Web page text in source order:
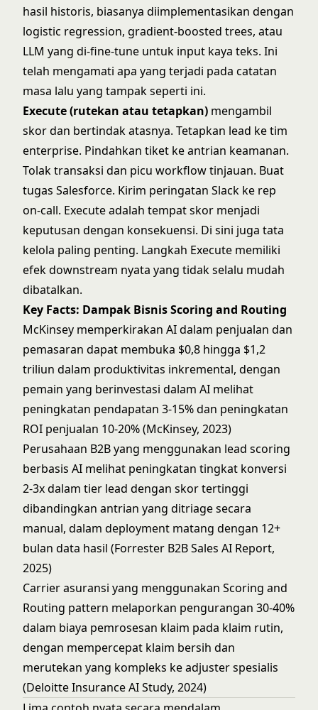
hasil historis, biasanya diimplementasikan dengan
logistic regression, gradient-boosted trees, atau
LLM yang di-fine-tune untuk input kaya teks. Ini
telah mengamati apa yang terjadi pada catatan
masa lalu yang tampak seperti ini.
Execute (rutekan atau tetapkan) mengambil
skor dan bertindak atasnya. Tetapkan lead ke tim
enterprise. Pindahkan tiket ke antrian keamanan.
Tolak transaksi dan picu workflow tinjauan. Buat
tugas Salesforce. Kirim peringatan Slack ke rep
on-call. Execute adalah tempat skor menjadi
keputusan dengan konsekuensi. Di sini juga tata
kelola paling penting. Langkah Execute memiliki
efek downstream nyata yang tidak selalu mudah
dibatalkan.
Key Facts: Dampak Bisnis Scoring and Routing
McKinsey memperkirakan AI dalam penjualan dan
pemasaran dapat membuka $0,8 hingga $1,2
triliun dalam produktivitas inkremental, dengan
pemain yang berinvestasi dalam AI melihat
peningkatan pendapatan 3-15% dan peningkatan
ROI penjualan 10-20% (McKinsey, 2023)
Perusahaan B2B yang menggunakan lead scoring
berbasis AI melihat peningkatan tingkat konversi
2-3x dalam tier lead dengan skor tertinggi
dibandingkan antrian yang ditriage secara
manual, dalam deployment matang dengan 12+
bulan data hasil (Forrester B2B Sales AI Report,
2025)
Carrier asuransi yang menggunakan Scoring and
Routing pattern melaporkan pengurangan 30-40%
dalam biaya pemrosesan klaim pada klaim rutin,
dengan mempercepat klaim bersih dan
merutekan yang kompleks ke adjuster spesialis
(Deloitte Insurance AI Study, 2024)